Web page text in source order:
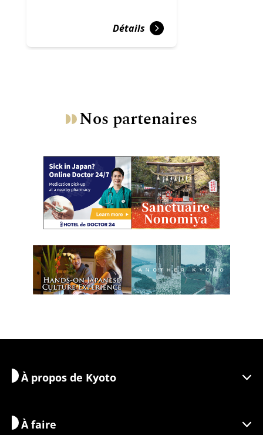
Détails
Nos partenaires
À propos de Kyoto
Découvrir Kyoto
À faire